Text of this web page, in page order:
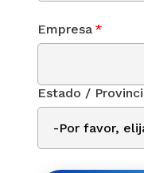
Empresa *
Estado /